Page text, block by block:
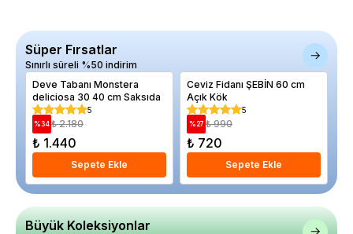
Süper Fırsatlar
Sınırlı süreli %50 indirim
Deve Tabanı Monstera
deliciosa 30 40 cm Saksıda
5
%34 ₺ 2.180
₺ 1.440
Sepete Ekle
Ceviz Fidanı ŞEBİN 60 cm
Açık Kök
5
%27 ₺ 990
₺ 720
Sepete Ekle
Büyük Koleksiyonlar